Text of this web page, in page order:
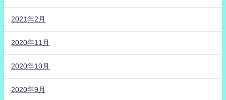
2021年2月
2020年11月
2020年10月
2020年9月